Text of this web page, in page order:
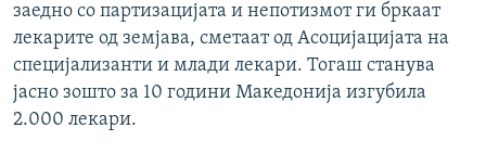
заедно со партизацијата и непотизмот ги бркаат
лекарите од земјава, сметаат од Асоцијацијата на
специјализанти и млади лекари. Тогаш станува
јасно зошто за 10 години Македонија изгубила
2.000 лекари.